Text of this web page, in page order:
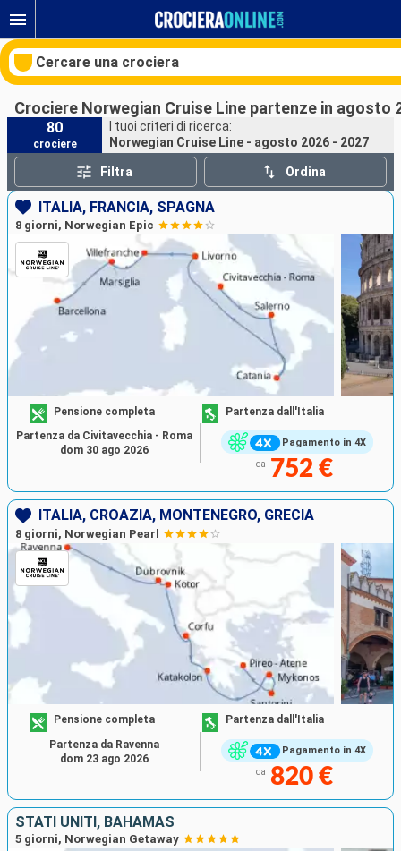
Cercare una crociera
Le nostre destinazioni
Mesi di partenza
Porti Compagnie
Ricerca
Crociere Norwegian Cruise Line partenze in agosto
80
crociere
I tuoi criteri di ricerca:
Norwegian Cruise Line - agosto 2026 - 2027
Filtra Ordina
ITALIA, FRANCIA, SPAGNA
8 giorni, Norwegian Epic
Pagamento in 4X
Pensione completa Partenza dall'Italia
da 752 €
Partenza da Civitavecchia - Roma
dom 30 ago 2026
ITALIA, CROAZIA, MONTENEGRO, GRECIA
8 giorni, Norwegian Pearl
Pagamento in 4X
Pensione completa Partenza dall'Italia
da 820 €
Partenza da Ravenna
dom 23 ago 2026
STATI UNITI, BAHAMAS
5 giorni, Norwegian Getaway